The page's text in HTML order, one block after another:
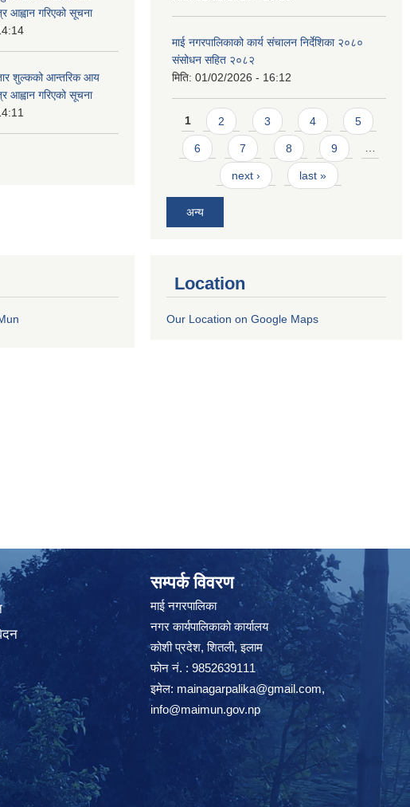
आह्वान गरिएको सूचना
शुल्कको आन्तरिक आय
आह्वान गरिएको सूचना
माई नगरपालिकाको कार्य संचालन निर्देशिका २०८०
संसोधन सहित २०८२
मिति: 01/02/2026 - 16:12
Pages
1 2 3 4 5
6 7 8 9 …
next › last »
अन्य
Location
Our Location on Google Maps
सम्पर्क विवरण
माई नगरपालिका
नगर कार्यपालिकाको कार्यालय
कोशी प्रदेश, शितली, इलाम
फोन नं. : 9852639111
इमेल: mainagarpalika@gmail.com,
info@maimun.gov.np